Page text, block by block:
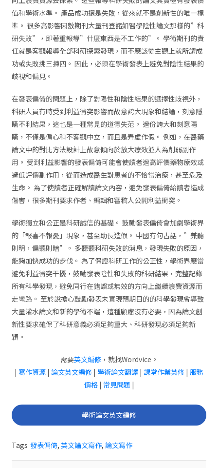
值和學術水準。 產品成功還是失敗，從來就不是創新性的唯一標
準。 很多高影響因數期刊大量刊登諸如醫學陰性論文那樣的”科
研失敗”，即著重報導”什麼東西是不工作的”。 學術期刊的責
任就是客觀報導全部科研探索發現，而不應該從主觀上就所謂成
功或失敗挑三揀四。 因此，必須在學術發表上避免對陰性結果的
歧視和偏見。
在發表偏倚的問題上，除了對陽性和陰性結果的選擇性歧視外，
科研人員有時受到利益衝突影響而故意誇大現象和結論，刻意隱
瞞不利結果，這也是一種常見的道德失范。 過份誇大和刻意隱
瞞，不僅是偏心和不客觀中立，而且是弄虛作假。 例如，在醫藥
論文中的對比方法設計上故意傾向於放大療效並人為削弱副作
用。 受到利益影響的發表偏倚可能會使讀者過高評價藥物療效或
過低評價副作用，從而造成醫生對患者的不恰當治療，甚至危及
生命。 為了使讀者正確解讀論文內容，避免發表偏倚給讀者造成
傷害，很多期刊要求作者、編輯和審稿人公開利益衝突。
學術獨立和公正是科研誠信的基礎。 鼓勵發表偏倚會加劇學術界
的「報喜不報憂」現象，甚至助長造假。 中國有句古話，”兼聽
則明，偏聽則暗”。 多聽聽科研失敗的消息，發現失敗的原因，
能夠加快成功的步伐。 為了保證科研工作的公正性，學術界應當
避免利益衝突干擾，鼓勵發表陰性和失敗的科研結果，完整記錄
所有科學發現，避免同行在錯誤或無效的方向上繼續浪費資源而
走彎路。 至於說擔心鼓勵發表未實現預期目的的科學發現會導致
大量灌水論文和新的學術不端，這種顧慮沒有必要，因為論文創
新性要求確保了科研意義必須足夠重大、科研發現必須足夠新
穎。
需要英文編修，就找Wordvice。
| 寫作資源 | 論文英文編修 | 學術論文翻譯 | 課堂作業英修 | 服務
價格| 常見問題 |
學術論文英文編修
Tags 發表偏倚, 英文論文寫作, 論文寫作